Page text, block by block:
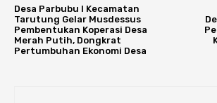
Desa Parbubu I Kecamatan
Tarutung Gelar Musdessus
Pembentukan Koperasi Desa
Merah Putih, Dongkrat
Pertumbuhan Ekonomi Desa